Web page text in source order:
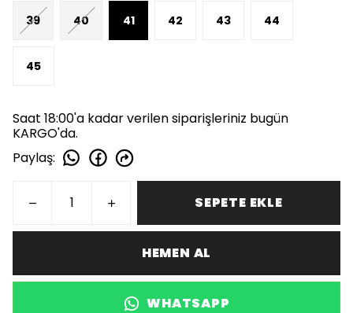
39 40 41 42 43 44
45
Saat 18:00'a kadar verilen siparişleriniz bugün
KARGO'da.
Paylaş:
SEPETE EKLE
HEMEN AL
WHATSAPP